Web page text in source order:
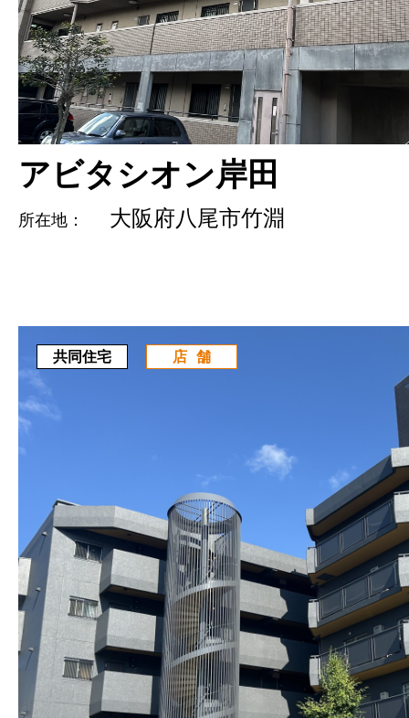
アビタシオン岸田
所在地： 大阪府八尾市竹淵
共同住宅 店舗